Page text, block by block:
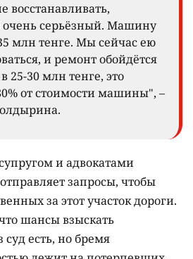
очень серьёзный. Машину
млн тенге. Мы сейчас ею
и ремонт обойдётся
25-30 млн тенге, это
от стоимости машины", –
и адвокатами
запросы, чтобы
за этот участок дороги.
шансы взыскать
есть, но бремя